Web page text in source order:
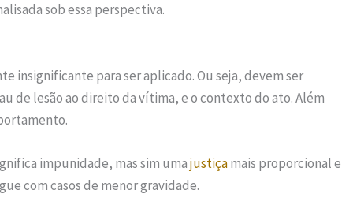
sob essa perspectiva.
insignificante para ser aplicado. Ou seja, devem ser
de lesão ao direito da vítima, e o contexto do ato. Além
impunidade, mas sim umajustiçamais proporcional e
com casos de menor gravidade.